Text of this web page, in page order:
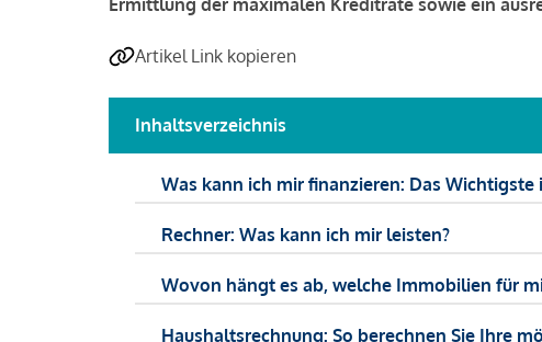
Ermittlung der maximalen Kreditrate sowie ein
Artikel Link kopieren
Inhaltsverzeichnis
Was kann ich mir finanzieren: Das Wichtigste
Rechner: Was kann ich mir leisten?
Wovon hängt es ab, welche Immobilien für
Haushaltsrechnung: So berechnen Sie Ihre